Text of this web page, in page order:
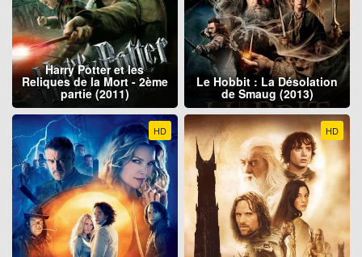
Harry Potter et les
Reliques de la Mort - 2ème
partie (2011)
Le Hobbit : La Désolation
de Smaug (2013)
HD HD